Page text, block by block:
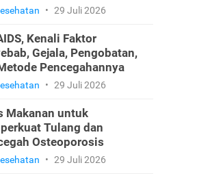
• 29 Juli 2026
Kenali Faktor
Gejala, Pengobatan,
Pencegahannya
• 29 Juli 2026
Makanan untuk
Tulang dan
Osteoporosis
• 29 Juli 2026